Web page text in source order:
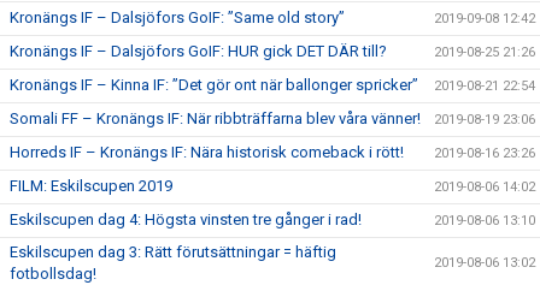
Kronängs IF – Dalsjöfors GoIF: ”Same old story” 2019-09-08 12:42
Kronängs IF – Dalsjöfors GoIF: HUR gick DET DÄR till? 2019-08-25 21:26
Kronängs IF – Kinna IF: ”Det gör ont när ballonger spricker” 2019-08-21 22:54
Somali FF – Kronängs IF: När ribbträffarna blev våra vänner! 2019-08-19 23:06
Horreds IF – Kronängs IF: Nära historisk comeback i rött! 2019-08-16 23:26
FILM: Eskilscupen 2019 2019-08-06 14:02
Eskilscupen dag 4: Högsta vinsten tre gånger i rad! 2019-08-06 13:10
Eskilscupen dag 3: Rätt förutsättningar = häftig
fotbollsdag!
2019-08-06 13:02